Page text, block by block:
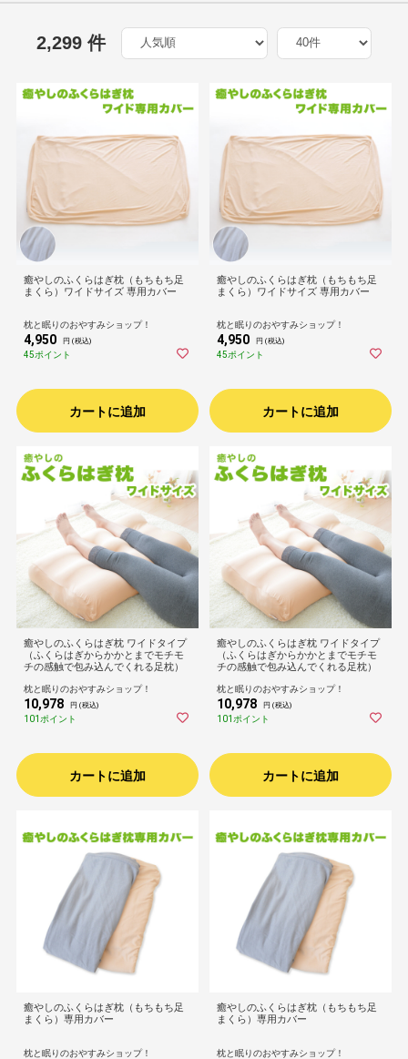
2,299 件
癒やしのふくらはぎ枕（もちもち足
まくら）ワイドサイズ 専用カバー
枕と眠りのおやすみショップ！
4,950 円 (税込)
45ポイント
カートに追加
癒やしのふくらはぎ枕（もちもち足
まくら）ワイドサイズ 専用カバー
枕と眠りのおやすみショップ！
4,950 円 (税込)
45ポイント
カートに追加
癒やしのふくらはぎ枕 ワイドタイプ
（ふくらはぎからかかとまでモチモ
チの感触で包み込んでくれる足枕）
枕と眠りのおやすみショップ！
10,978 円 (税込)
101ポイント
カートに追加
癒やしのふくらはぎ枕 ワイドタイプ
（ふくらはぎからかかとまでモチモ
チの感触で包み込んでくれる足枕）
枕と眠りのおやすみショップ！
10,978 円 (税込)
101ポイント
カートに追加
癒やしのふくらはぎ枕（もちもち足
まくら）専用カバー
枕と眠りのおやすみショップ！
癒やしのふくらはぎ枕（もちもち足
まくら）専用カバー
枕と眠りのおやすみショップ！